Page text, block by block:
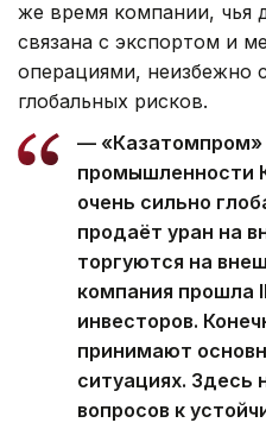
же время компании, чья
связана с экспортом и
операциями, неизбежно
глобальных рисков.
— «Казатомпром»
промышленности
очень сильно
продаёт уран на
торгуются на
компания прошла
инвесторов.
принимают
ситуациях. Здесь
вопросов к